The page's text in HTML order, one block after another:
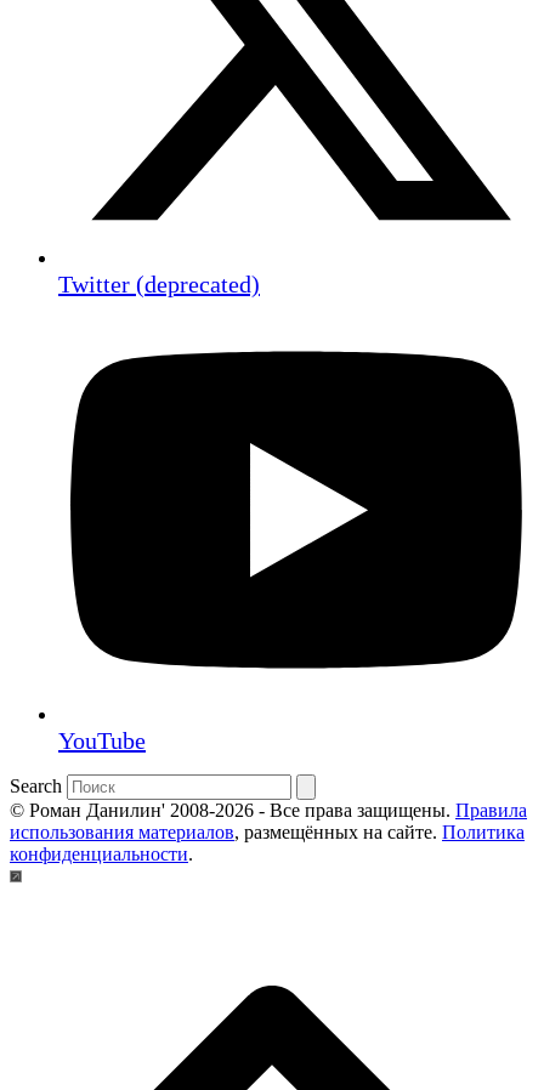
Twitter (deprecated)
YouTube
Search
© Роман Данилин' 2008-2026 - Все права защищены. Правила
использования материалов, размещённых на сайте. Политика
конфиденциальности.